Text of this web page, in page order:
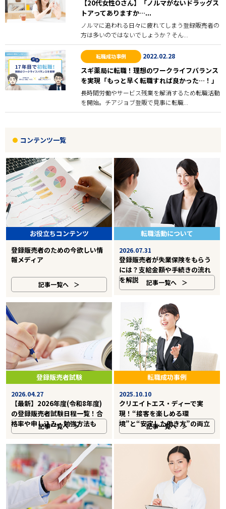
【20代女性Oさん】「ノルマがないドラッグス
トアってありますか…...
ノルマに追われる日々に疲れてしまう登録販売者の
方は多いのではないでしょうか？そん...
転職成功事例 2022.02.28
スギ薬局に転職！理想のワークライフバランス
を実現「もっと早く転職すれば良かった…！」
長時間労働やサービス残業を解消するため転職活動
を開始。チアジョブ登販で見事に転職...
コンテンツ一覧
お役立ちコンテンツ
登録販売者のための今欲しい情
報メディア
記事一覧へ
転職活動について
2026.07.31
登録販売者が失業保険をもらう
には？支給金額や手続きの流れ
を解説
記事一覧へ
登録販売者試験
2026.04.27
【最新】2026年度(令和8年度)
の登録販売者試験日程一覧！合
格率や申し込み・勉強方法も
記事一覧へ
転職成功事例
2025.10.10
クリエイトエス・ディーで実
現！“接客を楽しめる環
境”と“安定した働き方”の両立
記事一覧へ